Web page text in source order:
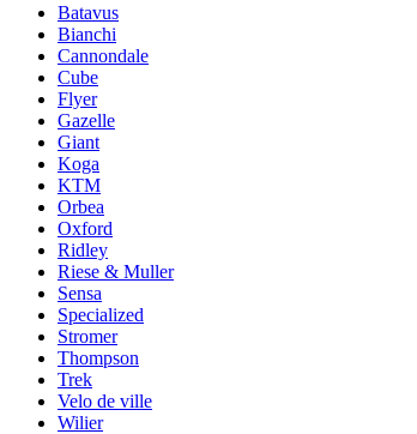
Batavus
Bianchi
Cannondale
Cube
Flyer
Gazelle
Giant
Koga
KTM
Orbea
Oxford
Ridley
Riese & Muller
Sensa
Specialized
Stromer
Thompson
Trek
Velo de ville
Wilier